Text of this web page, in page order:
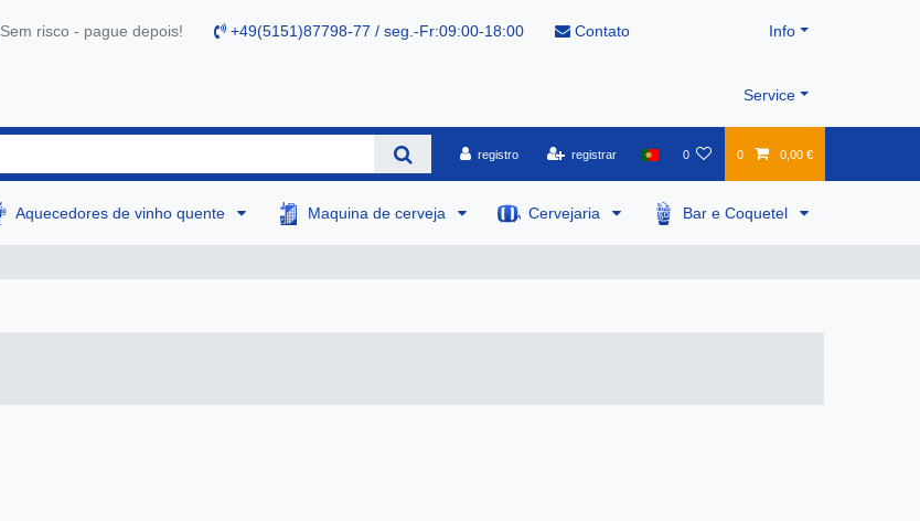
Sem risco - pague depois! +49(5151)87798-77 / seg.-Fr:09:00-18:00 Contato Info
Service
registro registrar 0 0 0,00 €
Aquecedores de vinho quente Maquina de cerveja Cervejaria Bar e Coquetel